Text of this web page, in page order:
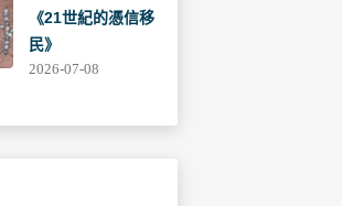
《21世紀的憑信移
民》
2026-07-08